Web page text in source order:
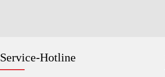
Service-Hotline